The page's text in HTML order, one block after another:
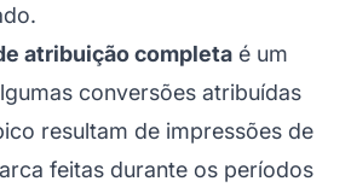
atribuição completa é um
conversões atribuídas
resultam de impressões de
feitas durante os períodos